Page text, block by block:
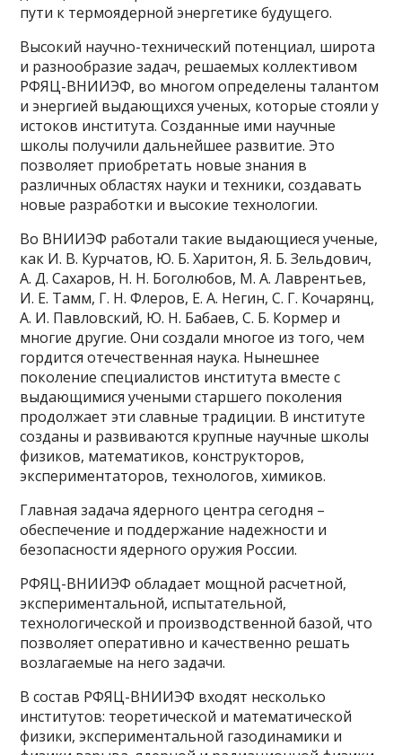
пути к термоядерной энергетике будущего.
Высокий научно-технический потенциал, широта
и разнообразие задач, решаемых коллективом
РФЯЦ-ВНИИЭФ, во многом определены талантом
и энергией выдающихся ученых, которые стояли у
истоков института. Созданные ими научные
школы получили дальнейшее развитие. Это
позволяет приобретать новые знания в
различных областях науки и техники, создавать
новые разработки и высокие технологии.
Во ВНИИЭФ работали такие выдающиеся ученые,
как И. В. Курчатов, Ю. Б. Харитон, Я. Б. Зельдович,
А. Д. Сахаров, Н. Н. Боголюбов, М. А. Лаврентьев,
И. Е. Тамм, Г. Н. Флеров, Е. А. Негин, С. Г. Кочарянц,
А. И. Павловский, Ю. Н. Бабаев, С. Б. Кормер и
многие другие. Они создали многое из того, чем
гордится отечественная наука. Нынешнее
поколение специалистов института вместе с
выдающимися учеными старшего поколения
продолжает эти славные традиции. В институте
созданы и развиваются крупные научные школы
физиков, математиков, конструкторов,
экспериментаторов, технологов, химиков.
Главная задача ядерного центра сегодня –
обеспечение и поддержание надежности и
безопасности ядерного оружия России.
РФЯЦ-ВНИИЭФ обладает мощной расчетной,
экспериментальной, испытательной,
технологической и производственной базой, что
позволяет оперативно и качественно решать
возлагаемые на него задачи.
В состав РФЯЦ-ВНИИЭФ входят несколько
институтов: теоретической и математической
физики, экспериментальной газодинамики и